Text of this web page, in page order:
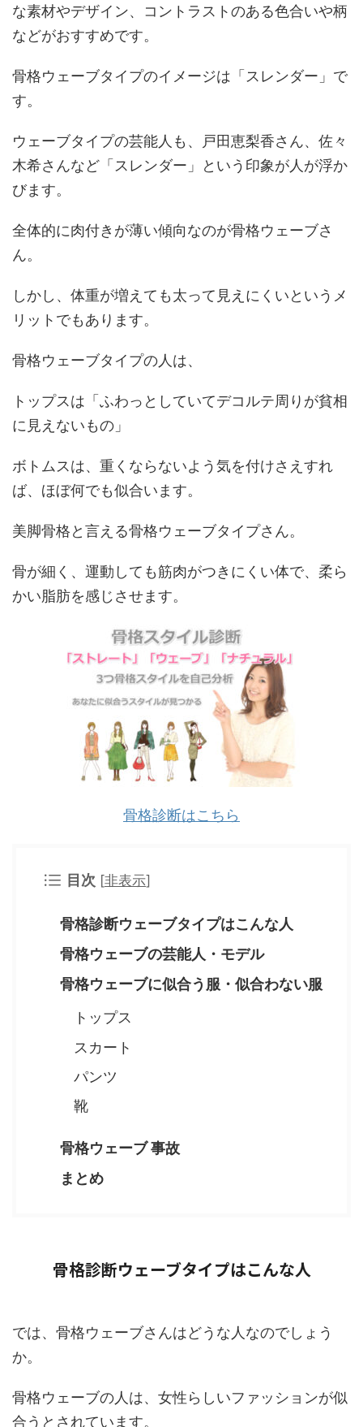
な素材やデザイン、コントラストのある色合いや柄
などがおすすめです。
骨格ウェーブタイプのイメージは「スレンダー」で
す。
ウェーブタイプの芸能人も、戸田恵梨香さん、佐々
木希さんなど「スレンダー」という印象が人が浮か
びます。
全体的に肉付きが薄い傾向なのが骨格ウェーブさ
ん。
しかし、体重が増えても太って見えにくいというメ
リットでもあります。
骨格ウェーブタイプの人は、
トップスは「ふわっとしていてデコルテ周りが貧相
に見えないもの」
ボトムスは、重くならないよう気を付けさえすれ
ば、ほぼ何でも似合います。
美脚骨格と言える骨格ウェーブタイプさん。
骨が細く、運動しても筋肉がつきにくい体で、柔ら
かい脂肪を感じさせます。
骨格診断はこちら
目次 [非表示]
骨格診断ウェーブタイプはこんな人
骨格ウェーブの芸能人・モデル
骨格ウェーブに似合う服・似合わない服
トップス
スカート
パンツ
靴
骨格ウェーブ 事故
まとめ
骨格診断ウェーブタイプはこんな人
では、骨格ウェーブさんはどうな人なのでしょう
か。
骨格ウェーブの人は、女性らしいファッションが似
合うとされています。